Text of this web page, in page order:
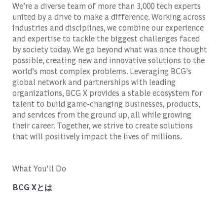
We’re a diverse team of more than 3,000 tech experts
united by a drive to make a difference. Working across
industries and disciplines, we combine our experience
and expertise to tackle the biggest challenges faced
by society today. We go beyond what was once thought
possible, creating new and innovative solutions to the
world’s most complex problems. Leveraging BCG’s
global network and partnerships with leading
organizations, BCG X provides a stable ecosystem for
talent to build game-changing businesses, products,
and services from the ground up, all while growing
their career. Together, we strive to create solutions
that will positively impact the lives of millions.
What You'll Do
BCG Xとは